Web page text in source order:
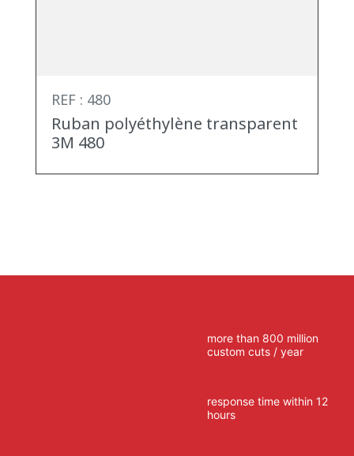
REF : 480
Ruban polyéthylène transparent
3M 480
more than 800 million
custom cuts / year
response time within 12
hours